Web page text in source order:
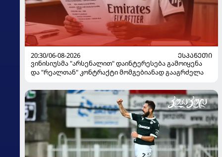
20:30/06-08-2026
ᲔᲡᲞᲐᲜᲔᲗᲘ
ვინისიუსმა "არსენალით" დაინტერესება გამოიყენა
და "რეალთან" კონტრაქტი მომგებიანად გააგრძელა